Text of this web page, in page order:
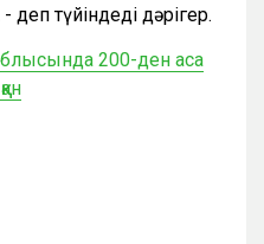
- деп түйіндеді дәрігер.
200-ден аса